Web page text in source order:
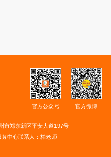
官方公众号 官方微博
市郑东新区平安大道197号
中心联系人：柏老师